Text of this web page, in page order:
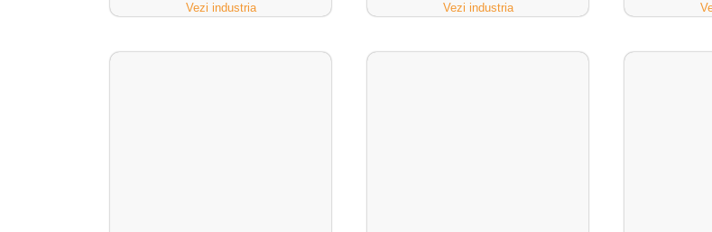
Vezi industria Vezi industria